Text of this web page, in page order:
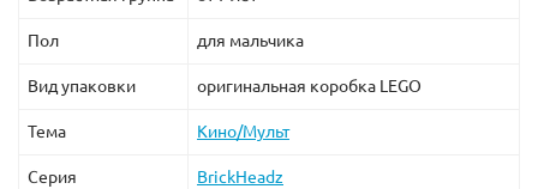
Пол для мальчика
Вид упаковки оригинальная коробка LEGO
Тема Кино/Мульт
Серия BrickHeadz